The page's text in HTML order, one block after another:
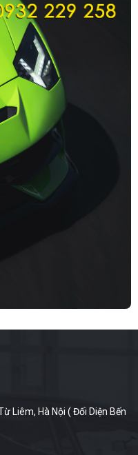
Liêm, Hà Nội ( Đối Diện Bến